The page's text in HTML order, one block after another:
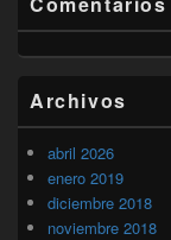
Archivos
abril 2026
enero 2019
diciembre 2018
noviembre 2018